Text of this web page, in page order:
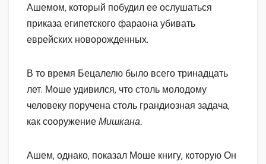
Ашемом, который побудил ее ослушаться
приказа египетского фараона убивать
еврейских новорожденных.
В то время Бецалелю было всего тринадцать
лет. Моше удивился, что столь молодому
человеку поручена столь грандиозная задача,
как сооружениеМишкана.
Ашем, однако, показал Моше книгу, которую Он